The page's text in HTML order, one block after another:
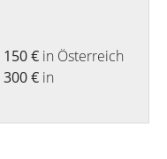
150 € in Österreich
300 € in